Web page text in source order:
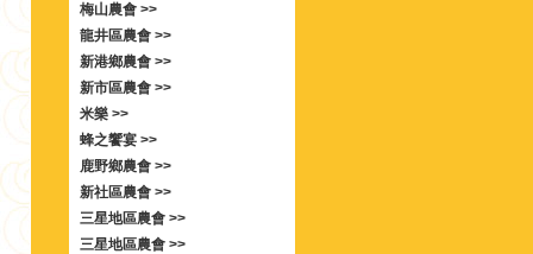
梅山農會 >>
龍井區農會 >>
新港鄉農會 >>
新市區農會 >>
米樂 >>
蜂之饗宴 >>
鹿野鄉農會 >>
新社區農會 >>
三星地區農會 >>
三星地區農會 >>